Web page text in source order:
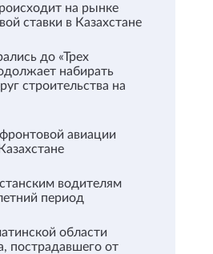
на рынке
ставки в Казахстане
до «Трех
набирать
строительства на
авиации
водителям
период
области
пострадавшего от